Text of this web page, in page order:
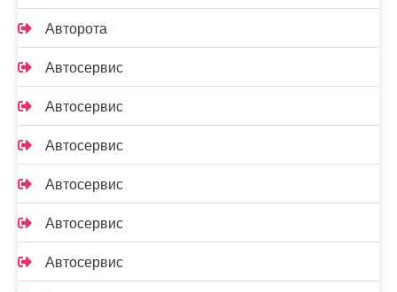
Авторота
Автосервис
Автосервис
Автосервис
Автосервис
Автосервис
Автосервис